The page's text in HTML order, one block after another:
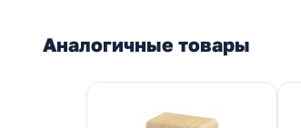
Аналогичные товары